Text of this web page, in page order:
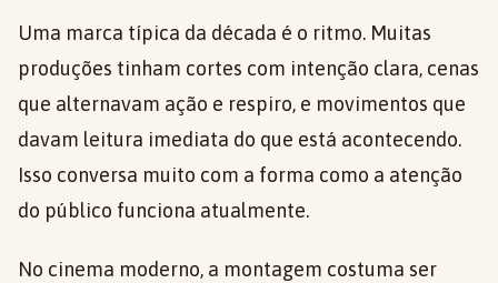
Uma marca típica da década é o ritmo. Muitas
produções tinham cortes com intenção clara, cenas
que alternavam ação e respiro, e movimentos que
davam leitura imediata do que está acontecendo.
Isso conversa muito com a forma como a atenção
do público funciona atualmente.
No cinema moderno, a montagem costuma ser